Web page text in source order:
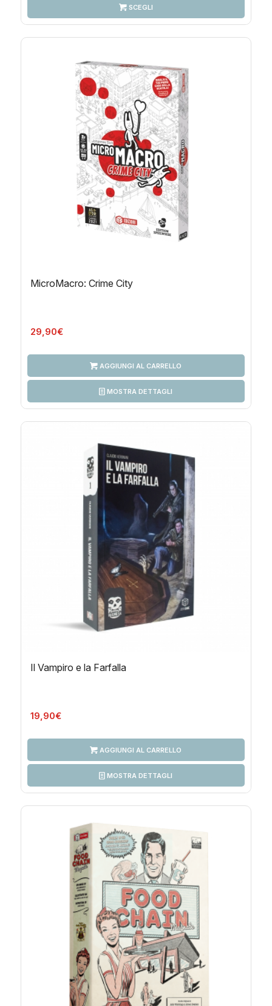
SCEGLI
MicroMacro: Crime City
29,90€
AGGIUNGI AL CARRELLO
MOSTRA DETTAGLI
Il Vampiro e la Farfalla
19,90€
AGGIUNGI AL CARRELLO
MOSTRA DETTAGLI